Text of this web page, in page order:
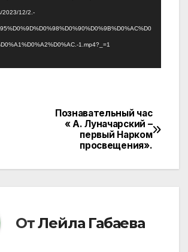
2023/12/2.-
1.mp4?_=1
Познавательный час
« А. Луначарский –
первый Нарком
просвещения».
ОтЛейла Габаева